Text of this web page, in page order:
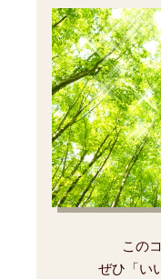
この
ぜひ「い